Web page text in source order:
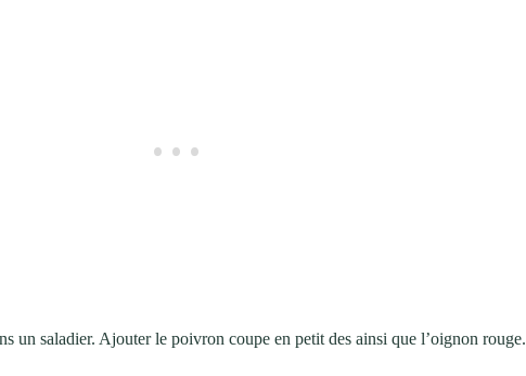
un saladier. Ajouter le poivron coupe en petit des ainsi que l’oignon rouge.